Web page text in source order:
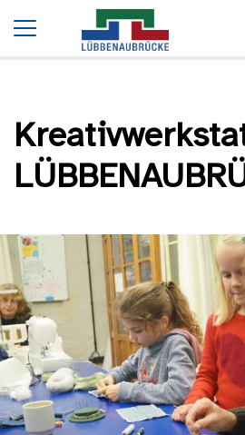
Startseite
Termine
Kreativwerkstatt der